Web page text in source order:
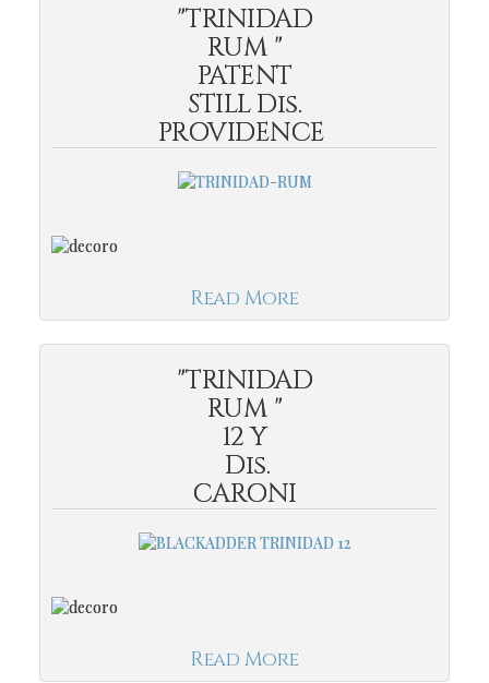
"TRINIDAD
RUM "
PATENT
STILL Dis.
PROVIDENCE
Read More
"TRINIDAD
RUM "
12 Y
Dis.
CARONI
Read More